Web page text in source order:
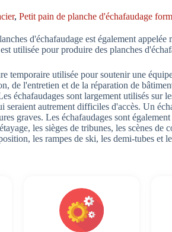
, Petit pain de planche d'échafaudage
d'échafaudage est également appelée
utilisée pour produire des planches
temporaire utilisée pour soutenir une
de l'entretien et de la réparation de
échafaudages sont largement utilisés sur
seraient autrement difficiles d'accès. Un
graves. Les échafaudages sont
les sièges de tribunes, les scènes de
les rampes de ski, les demi-tubes et